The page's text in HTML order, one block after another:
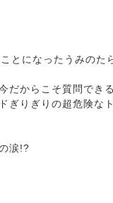
とになったうみのた
だからこそ質問でき
ぎりぎりの超危険な
涙!?